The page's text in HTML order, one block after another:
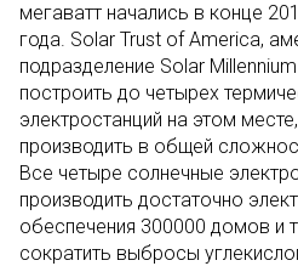
мегаватт начались в конце
года. Solar Trust of America,
подразделение Solar
построить до четырех
электростанций на этом
производить в общей
Все четыре солнечные
производить достаточно
обеспечения 300000 домов и
сократить выбросы